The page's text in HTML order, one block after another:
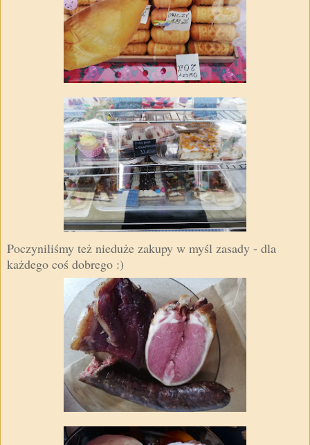
Poczyniliśmy też nieduże zakupy w myśl zasady - dla
każdego coś dobrego :)